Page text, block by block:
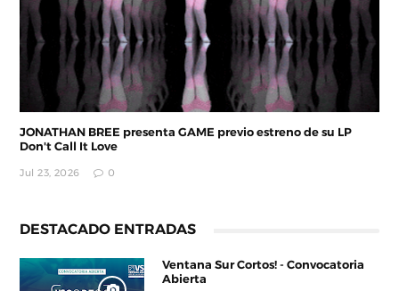
JONATHAN BREE presenta GAME previo estreno de su LP
Don't Call It Love
Jul 23, 2026 0
DESTACADO ENTRADAS
Ventana Sur Cortos! - Convocatoria
Abierta